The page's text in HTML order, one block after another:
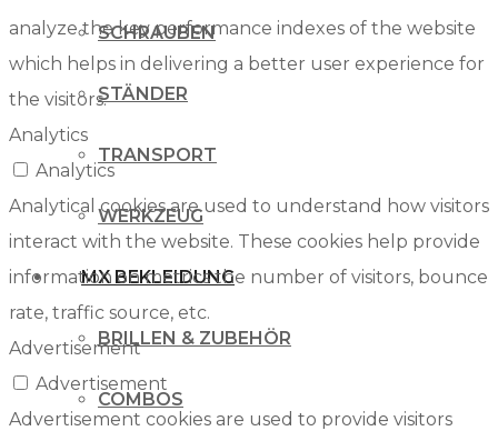
SCHRAUBEN
STÄNDER
TRANSPORT
WERKZEUG
MX BEKLEIDUNG
BRILLEN & ZUBEHÖR
COMBOS
analyze the key performance indexes of the website
which helps in delivering a better user experience for
the visitors.
Analytics
Analytics
Analytical cookies are used to understand how visitors
interact with the website. These cookies help provide
information on metrics the number of visitors, bounce
rate, traffic source, etc.
Advertisement
Advertisement
Advertisement cookies are used to provide visitors